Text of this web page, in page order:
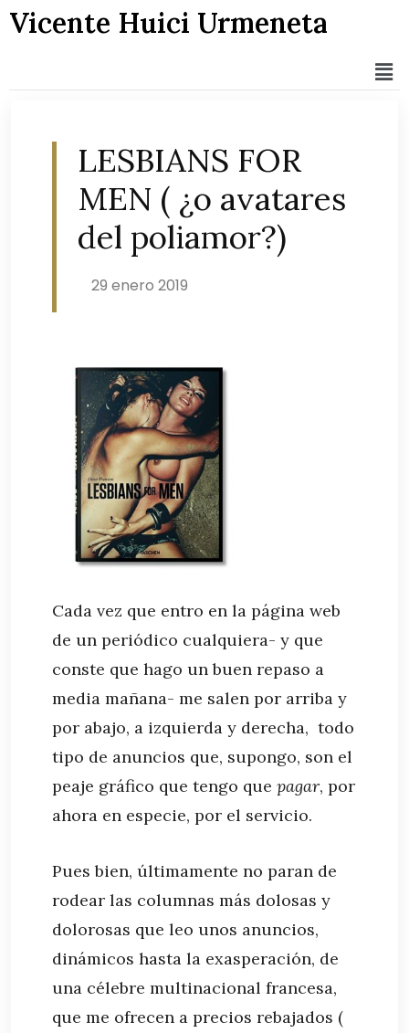
Vicente Huici Urmeneta
LESBIANS FOR
MEN ( ¿o avatares
del poliamor?)
29 enero 2019
Cada vez que entro en la página web
de un periódico cualquiera- y que
conste que hago un buen repaso a
media mañana- me salen por arriba y
por abajo, a izquierda y derecha, todo
tipo de anuncios que, supongo, son el
peaje gráfico que tengo que pagar, por
ahora en especie, por el servicio.
Pues bien, últimamente no paran de
rodear las columnas más dolosas y
dolorosas que leo unos anuncios,
dinámicos hasta la exasperación, de
una célebre multinacional francesa,
que me ofrecen a precios rebajados (